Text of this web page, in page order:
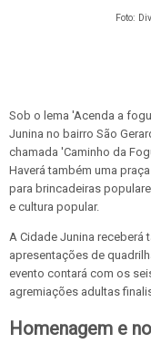
Foto:
Sob o lema 'Acenda a
Junina no bairro São
chamada 'Caminho da
Haverá também uma
para brincadeiras
e cultura popular.
A Cidade Junina
apresentações de
evento contará com os
agremiações adultas
Homenagem e